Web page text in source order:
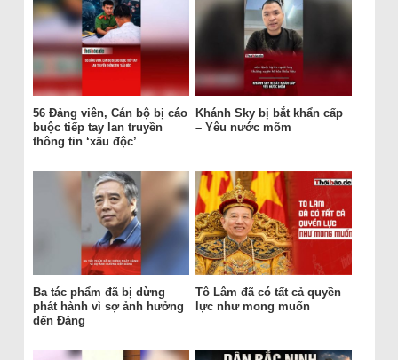
56 Đảng viên, Cán bộ bị cáo
buộc tiếp tay lan truyền
thông tin ‘xấu độc’
Khánh Sky bị bắt khẩn cấp
– Yêu nước mõm
Ba tác phẩm đã bị dừng
phát hành vì sợ ảnh hưởng
đến Đảng
Tô Lâm đã có tất cả quyền
lực như mong muốn